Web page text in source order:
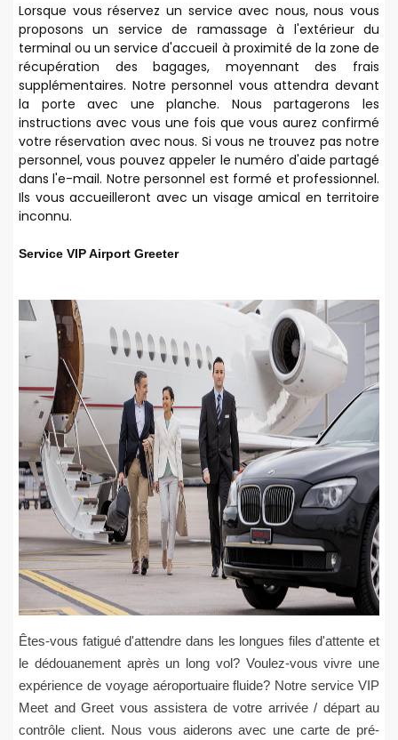
Lorsque vous réservez un service avec nous, nous vous
proposons un service de ramassage à l'extérieur du
terminal ou un service d'accueil à proximité de la zone de
récupération des bagages, moyennant des frais
supplémentaires. Notre personnel vous attendra devant
la porte avec une planche. Nous partagerons les
instructions avec vous une fois que vous aurez confirmé
votre réservation avec nous. Si vous ne trouvez pas notre
personnel, vous pouvez appeler le numéro d'aide partagé
dans l'e-mail. Notre personnel est formé et professionnel.
Ils vous accueilleront avec un visage amical en territoire
inconnu.
Service VIP Airport Greeter
Êtes-vous fatigué d'attendre dans les longues files d'attente et
le dédouanement après un long vol? Voulez-vous vivre une
expérience de voyage aéroportuaire fluide? Notre service VIP
Meet and Greet vous assistera de votre arrivée / départ au
contrôle client. Nous vous aiderons avec une carte de pré-